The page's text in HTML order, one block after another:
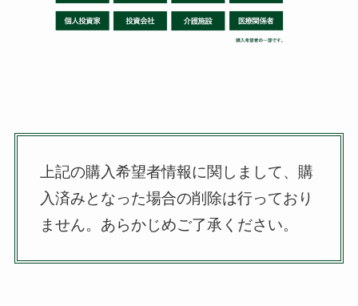
上記の購入希望者情報に関しまして、購
入済みとなった場合の削除は行っており
ません。 あらかじめご了承ください。